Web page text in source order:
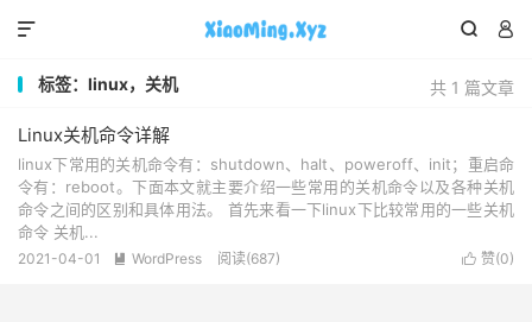
 

共 1 篇文章
标签：linux，关机
Linux关机命令详解
linux下常用的关机命令有：shutdown、halt、poweroff、init；重启命
令有：reboot。下面本文就主要介绍一些常用的关机命令以及各种关机
命令之间的区别和具体用法。 首先来看一下linux下比较常用的一些关机
命令 关机...
 赞(0)
2021-04-01  WordPress 阅读(687)